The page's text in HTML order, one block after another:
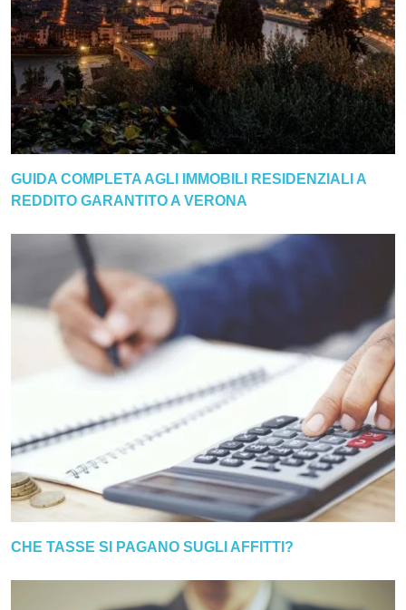
GUIDA COMPLETA AGLI IMMOBILI RESIDENZIALI A
REDDITO GARANTITO A VERONA
CHE TASSE SI PAGANO SUGLI AFFITTI?